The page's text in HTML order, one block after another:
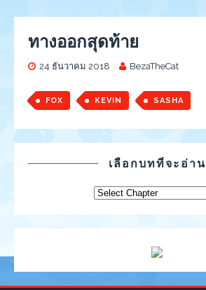
ทางออกสุดท้าย
24 ธันวาคม 2018 BezaTheCat
FOX KEVIN SASHA
เลือกบทที่จะอ่าน